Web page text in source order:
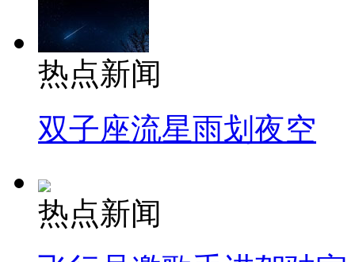
热点新闻
双子座流星雨划夜空
热点新闻